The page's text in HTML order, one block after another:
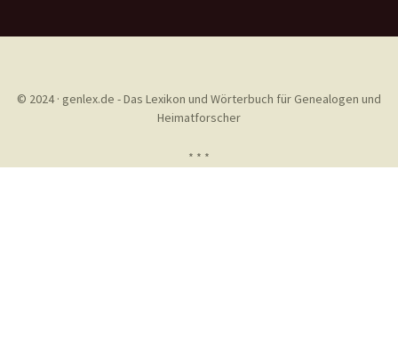
© 2024 · genlex.de - Das Lexikon und Wörterbuch für Genealogen und
Heimatforscher
* * *